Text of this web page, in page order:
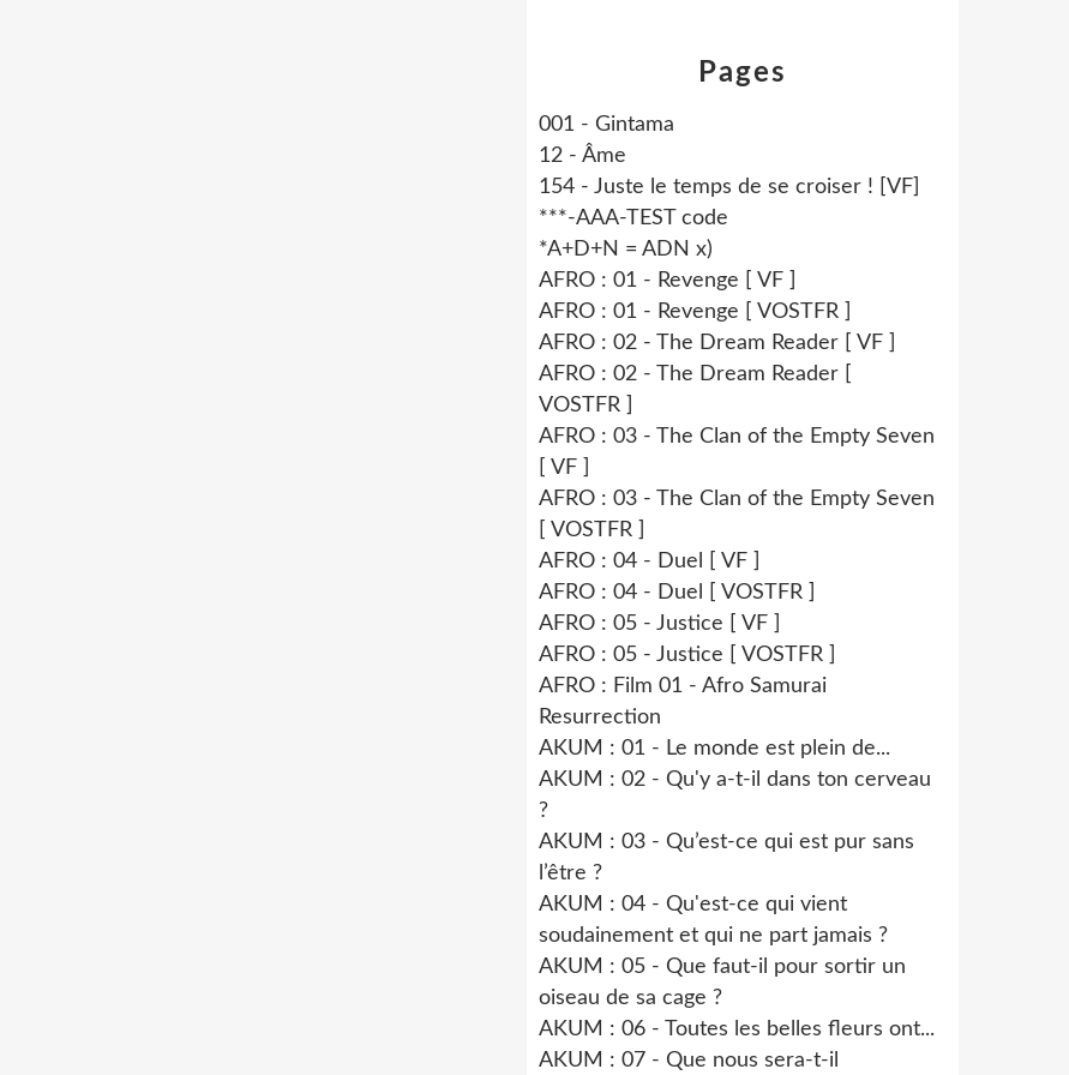
Pages
001 - Gintama
12 - Âme
154 - Juste le temps de se croiser ! [VF]
***-AAA-TEST code
*A+D+N = ADN x)
AFRO : 01 - Revenge [ VF ]
AFRO : 01 - Revenge [ VOSTFR ]
AFRO : 02 - The Dream Reader [ VF ]
AFRO : 02 - The Dream Reader [
VOSTFR ]
AFRO : 03 - The Clan of the Empty Seven
[ VF ]
AFRO : 03 - The Clan of the Empty Seven
[ VOSTFR ]
AFRO : 04 - Duel [ VF ]
AFRO : 04 - Duel [ VOSTFR ]
AFRO : 05 - Justice [ VF ]
AFRO : 05 - Justice [ VOSTFR ]
AFRO : Film 01 - Afro Samurai
Resurrection
AKUM : 01 - Le monde est plein de...
AKUM : 02 - Qu'y a-t-il dans ton cerveau
?
AKUM : 03 - Qu’est-ce qui est pur sans
l’être ?
AKUM : 04 - Qu'est-ce qui vient
soudainement et qui ne part jamais ?
AKUM : 05 - Que faut-il pour sortir un
oiseau de sa cage ?
AKUM : 06 - Toutes les belles fleurs ont...
AKUM : 07 - Que nous sera-t-il